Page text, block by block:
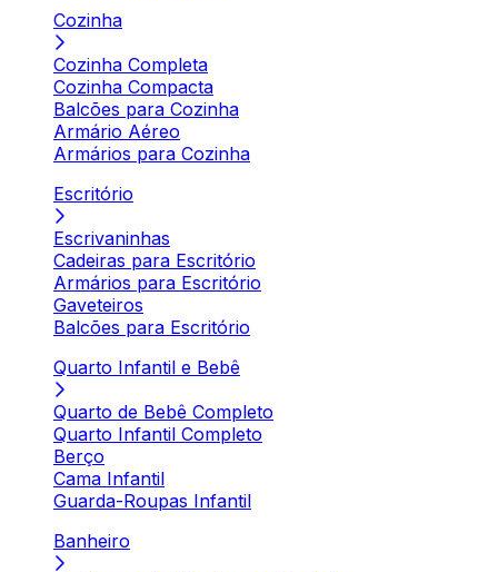
Cozinha
Cozinha Completa
Cozinha Compacta
Balcões para Cozinha
Armário Aéreo
Armários para Cozinha
Escritório
Escrivaninhas
Cadeiras para Escritório
Armários para Escritório
Gaveteiros
Balcões para Escritório
Quarto Infantil e Bebê
Quarto de Bebê Completo
Quarto Infantil Completo
Berço
Cama Infantil
Guarda-Roupas Infantil
Banheiro